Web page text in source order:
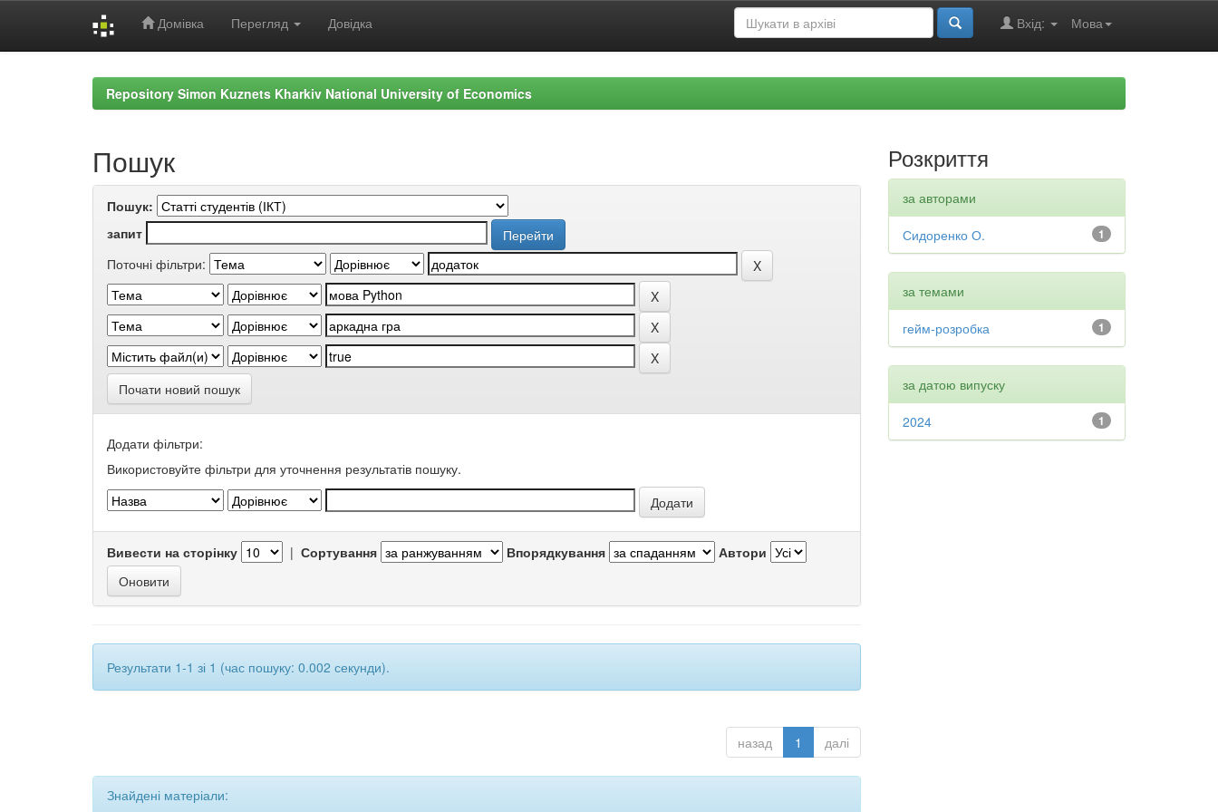
Домівка Перегляд Довідка Мова
Вхід:
Repository Simon Kuznets Kharkiv National University of Economics
Пошук
Пошук:
запит
Поточні фільтри:
Почати новий пошук
Додати фільтри:
Використовуйте фільтри для уточнення результатів пошуку.
Вивести на сторінку | Сортування Впорядкування Автори
Результати 1-1 зі 1 (час пошуку: 0.002 секунди).
назад 1 далі
Знайдені матеріали:
Розкриття
за авторами
1
Сидоренко О.
за темами
1
гейм-розробка
за датою випуску
1
2024